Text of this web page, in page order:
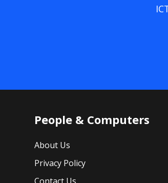
People & Computers
About Us
Privacy Policy